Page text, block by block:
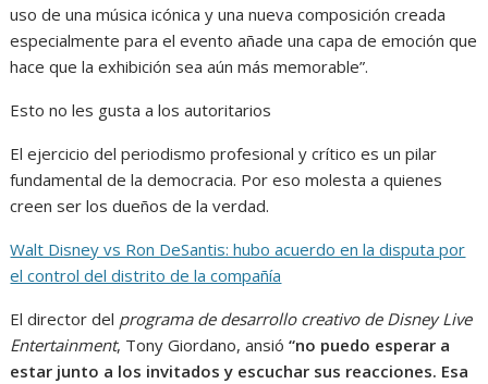
uso de una música icónica y una nueva composición creada
especialmente para el evento añade una capa de emoción que
hace que la exhibición sea aún más memorable”.
Esto no les gusta a los autoritarios
El ejercicio del periodismo profesional y crítico es un pilar
fundamental de la democracia. Por eso molesta a quienes
creen ser los dueños de la verdad.
Walt Disney vs Ron DeSantis: hubo acuerdo en la disputa por
el control del distrito de la compañía
El director del programa de desarrollo creativo de Disney Live
Entertainment, Tony Giordano, ansió “no puedo esperar a
estar junto a los invitados y escuchar sus reacciones. Esa